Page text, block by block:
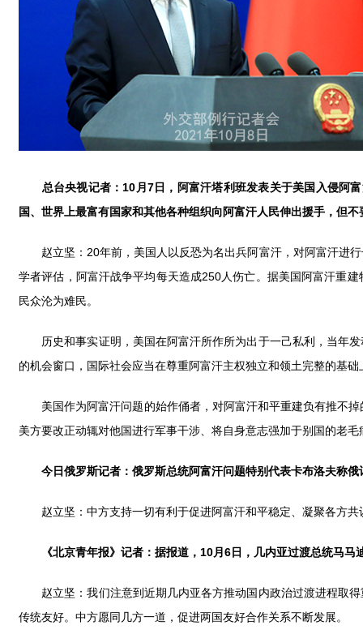
总台央视记者： 10 月 7日，阿富汗塔利班发表关于美国入侵阿
国、世界上最富有国家和其他各种组织向阿富汗人民伸出援手，但
赵立坚：20年前，美国人以反恐为名出兵阿富汗，对阿富汗进行
学者评估，阿富汗战争平均每天造成250人伤亡。据美国阿富汗重
民众沦为难民。
历史和事实证明，美国在阿富汗所作所为出于一己私利，当年发
的机会窗口，国际社会应当在尊重阿富汗主权独立和领土完整的基
美国作为阿富汗问题的始作俑者，对阿富汗和平重建负有推不掉
美方要改正动辄对他国进行军事干涉、将自身意志强加于别国的老
今日俄罗斯记者：俄罗斯总统阿富汗问题特别代表卡布洛夫称俄
赵立坚：中方支持一切有利于促进阿富汗和平稳定、凝聚各方共
《北京青年报》记者：据报道， 10月6日，几内亚过渡总统马马
赵立坚：我们注意到近期几内亚各方推动国内政治过渡进程取得
传统友好。中方愿同几方一道，促进两国友好合作关系不断发展。